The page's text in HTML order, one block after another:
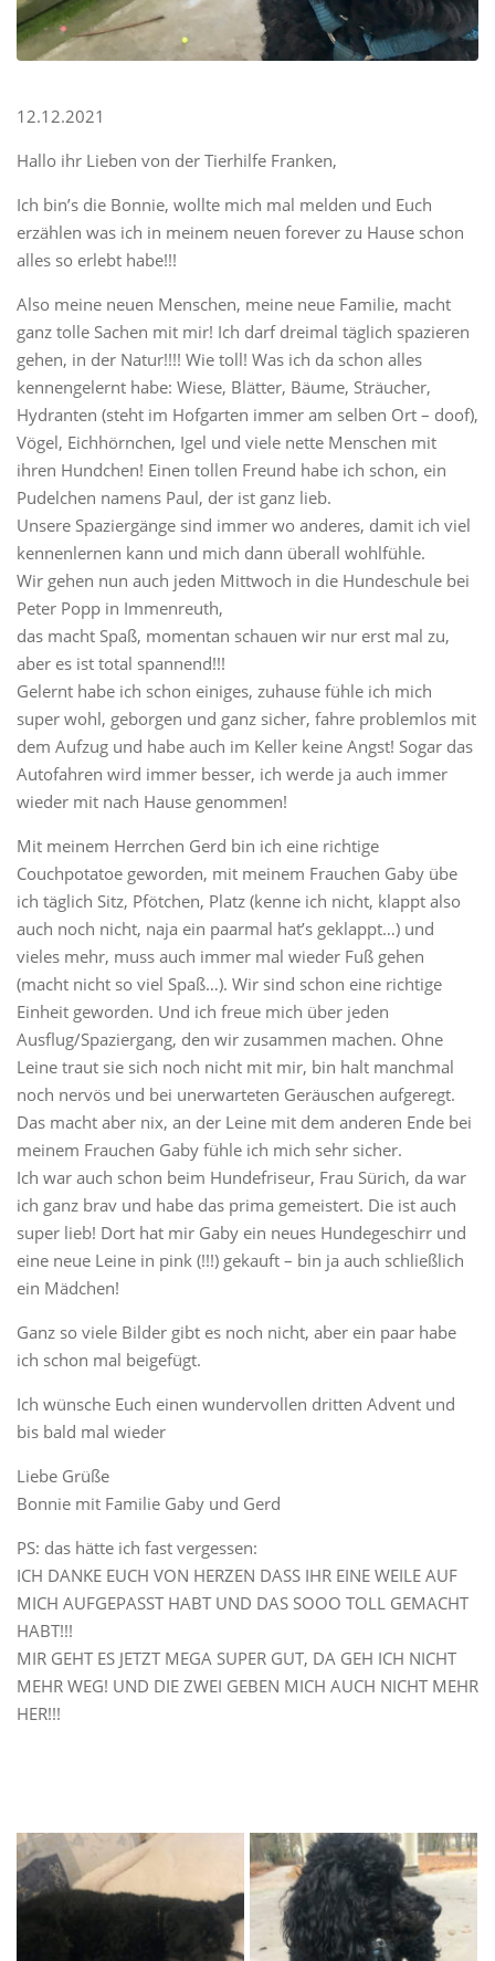
12.12.2021
Hallo ihr Lieben von der Tierhilfe Franken,
Ich bin’s die Bonnie, wollte mich mal melden und Euch
erzählen was ich in meinem neuen forever zu Hause schon
alles so erlebt habe!!!
Also meine neuen Menschen, meine neue Familie, macht
ganz tolle Sachen mit mir! Ich darf dreimal täglich spazieren
gehen, in der Natur!!!! Wie toll! Was ich da schon alles
kennengelernt habe: Wiese, Blätter, Bäume, Sträucher,
Hydranten (steht im Hofgarten immer am selben Ort – doof),
Vögel, Eichhörnchen, Igel und viele nette Menschen mit
ihren Hundchen! Einen tollen Freund habe ich schon, ein
Pudelchen namens Paul, der ist ganz lieb.
Unsere Spaziergänge sind immer wo anderes, damit ich viel
kennenlernen kann und mich dann überall wohlfühle.
Wir gehen nun auch jeden Mittwoch in die Hundeschule bei
Peter Popp in Immenreuth,
das macht Spaß, momentan schauen wir nur erst mal zu,
aber es ist total spannend!!!
Gelernt habe ich schon einiges, zuhause fühle ich mich
super wohl, geborgen und ganz sicher, fahre problemlos mit
dem Aufzug und habe auch im Keller keine Angst! Sogar das
Autofahren wird immer besser, ich werde ja auch immer
wieder mit nach Hause genommen!
Mit meinem Herrchen Gerd bin ich eine richtige
Couchpotatoe geworden, mit meinem Frauchen Gaby übe
ich täglich Sitz, Pfötchen, Platz (kenne ich nicht, klappt also
auch noch nicht, naja ein paarmal hat’s geklappt…) und
vieles mehr, muss auch immer mal wieder Fuß gehen
(macht nicht so viel Spaß…). Wir sind schon eine richtige
Einheit geworden. Und ich freue mich über jeden
Ausflug/Spaziergang, den wir zusammen machen. Ohne
Leine traut sie sich noch nicht mit mir, bin halt manchmal
noch nervös und bei unerwarteten Geräuschen aufgeregt.
Das macht aber nix, an der Leine mit dem anderen Ende bei
meinem Frauchen Gaby fühle ich mich sehr sicher.
Ich war auch schon beim Hundefriseur, Frau Sürich, da war
ich ganz brav und habe das prima gemeistert. Die ist auch
super lieb! Dort hat mir Gaby ein neues Hundegeschirr und
eine neue Leine in pink (!!!) gekauft – bin ja auch schließlich
ein Mädchen!
Ganz so viele Bilder gibt es noch nicht, aber ein paar habe
ich schon mal beigefügt.
Ich wünsche Euch einen wundervollen dritten Advent und
bis bald mal wieder
Liebe Grüße
Bonnie mit Familie Gaby und Gerd
PS: das hätte ich fast vergessen:
ICH DANKE EUCH VON HERZEN DASS IHR EINE WEILE AUF
MICH AUFGEPASST HABT UND DAS SOOO TOLL GEMACHT
HABT!!!
MIR GEHT ES JETZT MEGA SUPER GUT, DA GEH ICH NICHT
MEHR WEG! UND DIE ZWEI GEBEN MICH AUCH NICHT MEHR
HER!!!